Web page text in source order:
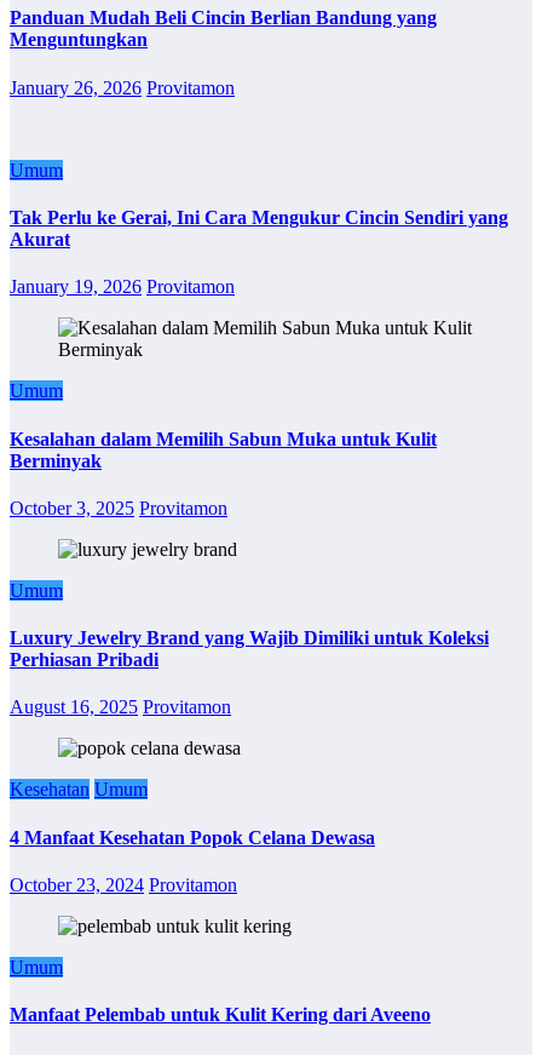
Panduan Mudah Beli Cincin Berlian Bandung yang
Menguntungkan
January 26, 2026 Provitamon
Umum
Tak Perlu ke Gerai, Ini Cara Mengukur Cincin Sendiri yang
Akurat
January 19, 2026 Provitamon
Umum
Kesalahan dalam Memilih Sabun Muka untuk Kulit
Berminyak
October 3, 2025 Provitamon
Umum
Luxury Jewelry Brand yang Wajib Dimiliki untuk Koleksi
Perhiasan Pribadi
August 16, 2025 Provitamon
Kesehatan Umum
4 Manfaat Kesehatan Popok Celana Dewasa
October 23, 2024 Provitamon
Umum
Manfaat Pelembab untuk Kulit Kering dari Aveeno